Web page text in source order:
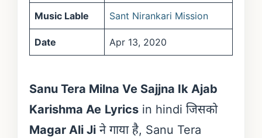
Music Lable Sant Nirankari Mission
Date Apr 13, 2020
Sanu Tera Milna Ve Sajjna Ik Ajab
Karishma Ae Lyricsin hindi जिसको
Magar Ali Jiने गाया है, Sanu Tera